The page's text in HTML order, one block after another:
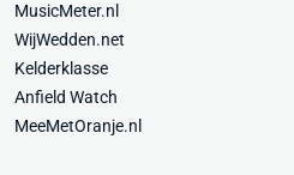
MusicMeter.nl
WijWedden.net
Kelderklasse
Anfield Watch
MeeMetOranje.nl